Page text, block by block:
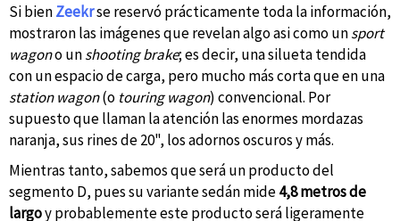
Si bienZeekrse reservó prácticamente toda la información,
mostraron las imágenes que revelan algo asi como unsport
wagono unshooting brake; es decir, una silueta tendida
con un espacio de carga, pero mucho más corta que en una
station wagon(o touring wagon) convencional. Por
supuesto que llaman la atención las enormes mordazas
naranja, sus rines de 20", los adornos oscuros y más.
Mientras tanto, sabemos que será un producto del
segmento D, pues su variante sedán mide4,8 metros de
largoy probablemente este producto será ligeramente